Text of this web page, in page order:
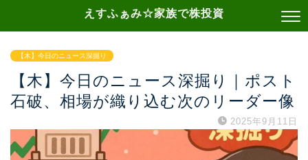
えすふぁみ☆家族で株投資
【木】今日のニュース深掘り
【木】今日のニュース深掘り｜ポスト
石破、相場が織り込む次のリーダー像
2025年9月11日